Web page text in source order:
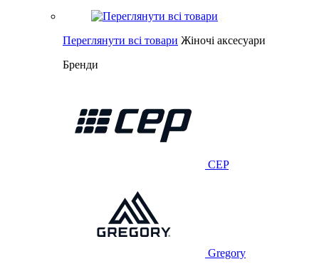
Переглянути всі товари Жіночі аксесуари
Бренди
CEP
Gregory